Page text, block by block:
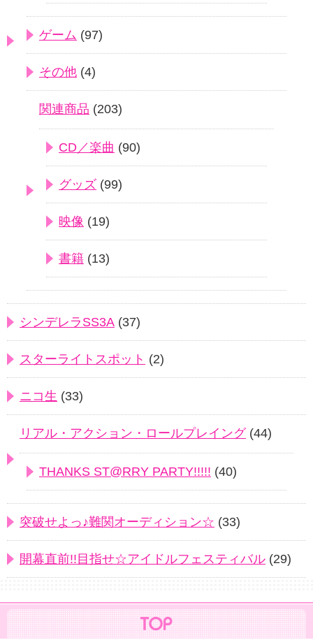
ゲーム (97)
その他 (4)
関連商品 (203)
CD／楽曲 (90)
グッズ (99)
映像 (19)
書籍 (13)
シンデレラSS3A (37)
スターライトスポット (2)
ニコ生 (33)
リアル・アクション・ロールプレイング(44)
THANKS ST@RRY PARTY!!!!! (40)
突破せよっ♪難関オーディション☆ (33)
開幕直前!!目指せ☆アイドルフェスティバル (29)